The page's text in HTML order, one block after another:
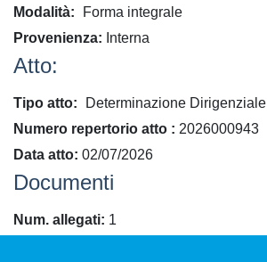
Modalità
Forma integrale
Provenienza
Interna
Atto:
Tipo atto
Determinazione Dirigenziale
​Numero repertorio atto
2026000943
Data atto 02/07/2026
Documenti
Num. allegati 1